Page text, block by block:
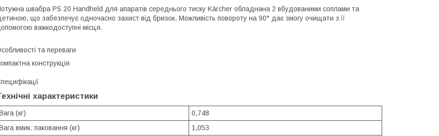
швабра PS 20 Handheld для апаратів середнього тиску Kärcher обладнана 2 вбудованими соплами та
що забезпечує одночасно захист від бризок. Можливість повороту на 90° дає змогу очищати з її
важкодоступні місця.
та переваги
конструкція
характеристики
(кг)
0,748
вмик. паковання (кг)
1,053